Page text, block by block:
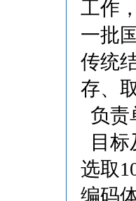
工作
一批
传统
存、
负责
目标
选取
编码